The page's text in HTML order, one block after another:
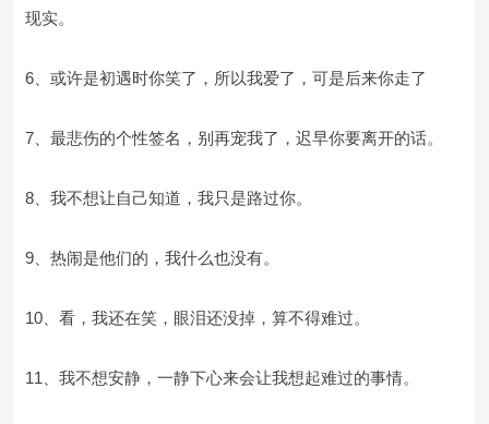
现实。
6、或许是初遇时你笑了，所以我爱了，可是后来你走了
7、最悲伤的个性签名，别再宠我了，迟早你要离开的话。
8、我不想让自己知道，我只是路过你。
9、热闹是他们的，我什么也没有。
10、看，我还在笑，眼泪还没掉，算不得难过。
11、我不想安静，一静下心来会让我想起难过的事情。